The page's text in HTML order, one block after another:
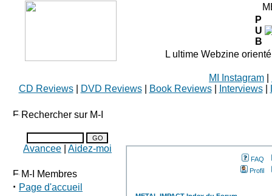
P
U
B
L ultime Webzine
MI Instagram
CD Reviews| DVD Reviews| Book Reviews| Interviews|
Rechercher sur M-I
Avancee Aidez-moi
M-I Membres
· Page d'accueil
FAQ
Profil